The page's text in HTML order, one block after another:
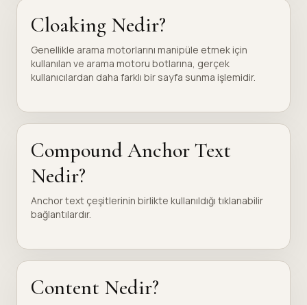
Cloaking Nedir?
Genellikle arama motorlarını manipüle etmek için
kullanılan ve arama motoru botlarına, gerçek
kullanıcılardan daha farklı bir sayfa sunma işlemidir.
Compound Anchor Text
Nedir?
Anchor text çeşitlerinin birlikte kullanıldığı tıklanabilir
bağlantılardır.
Content Nedir?